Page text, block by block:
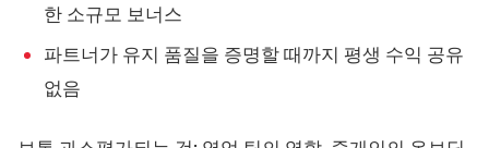
한 소규모 보너스
파트너가 유지 품질을 증명할 때까지 평생 수익 공유
없음